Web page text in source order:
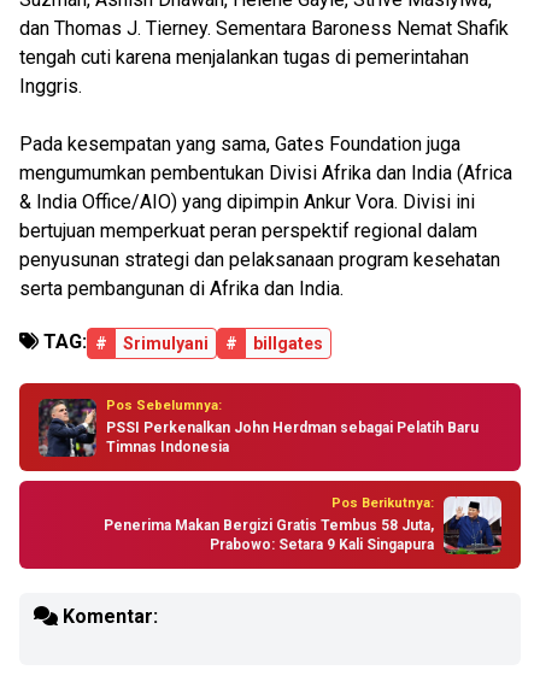
dan Thomas J. Tierney. Sementara Baroness Nemat Shafik
tengah cuti karena menjalankan tugas di pemerintahan
Inggris.
Pada kesempatan yang sama, Gates Foundation juga
mengumumkan pembentukan Divisi Afrika dan India (Africa
& India Office/AIO) yang dipimpin Ankur Vora. Divisi ini
bertujuan memperkuat peran perspektif regional dalam
penyusunan strategi dan pelaksanaan program kesehatan
serta pembangunan di Afrika dan India.
TAG: # Srimulyani # billgates
Pos Sebelumnya:
PSSI Perkenalkan John Herdman sebagai Pelatih Baru
Timnas Indonesia
Pos Berikutnya:
Penerima Makan Bergizi Gratis Tembus 58 Juta,
Prabowo: Setara 9 Kali Singapura
Komentar: